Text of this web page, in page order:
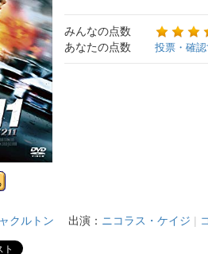
みんなの点数
あなたの点数
投票・確認
クルトン 出演： ニコラス・ケイジ |